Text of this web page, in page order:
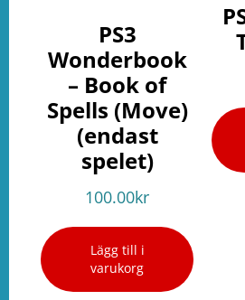
PS3
Wonderbook
– Book of
Spells (Move)
(endast
spelet)
100.00kr
Lägg till i
varukorg